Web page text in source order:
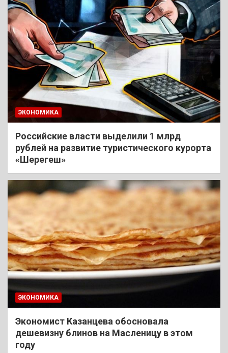
ЭКОНОМИКА
Российские власти выделили 1 млрд
рублей на развитие туристического курорта
«Шерегеш»
ЭКОНОМИКА
Экономист Казанцева обосновала
дешевизну блинов на Масленицу в этом
году